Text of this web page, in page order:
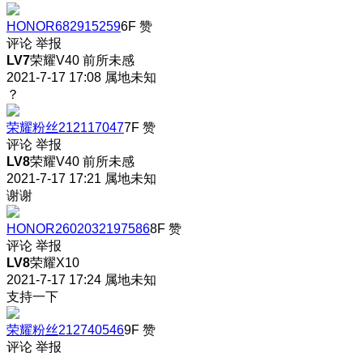
HONOR6829152596F 赞
评论 举报
LV7荣耀V40 前所未感
2021-7-17 17:08 属地未知
？
荣耀粉丝2121170477F 赞
评论 举报
LV8荣耀V40 前所未感
2021-7-17 17:21 属地未知
谢谢
HONOR26020321975868F 赞
评论 举报
LV8荣耀X10
2021-7-17 17:24 属地未知
支持一下
荣耀粉丝2127405469F 赞
评论 举报